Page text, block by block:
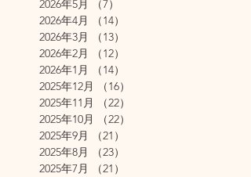
2026年5月
（7）
2026年4月
（14）
2026年3月
（13）
2026年2月
（12）
2026年1月
（14）
2025年12月
（16）
2025年11月
（22）
2025年10月
（22）
2025年9月
（21）
2025年8月
（23）
2025年7月
（21）